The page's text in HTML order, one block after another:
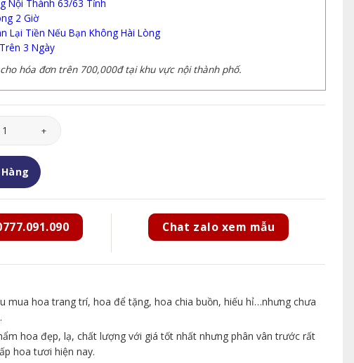
Nội Thành 63/63 Tỉnh
2 Giờ
Lại Tiền Nếu Bạn Không Hài Lòng
3 Ngày
hóa đơn trên 700,000đ tại khu vực nội thành phố.
LHD017 số lượng
Chat zalo xem mẫu
mua hoa trang trí, hoa để tặng, hoa chia buồn, hiếu hỉ…nhưng chưa
hoa đẹp, lạ, chất lượng với giá tốt nhất nhưng phân vân trước rất
hoa tươi hiện nay.